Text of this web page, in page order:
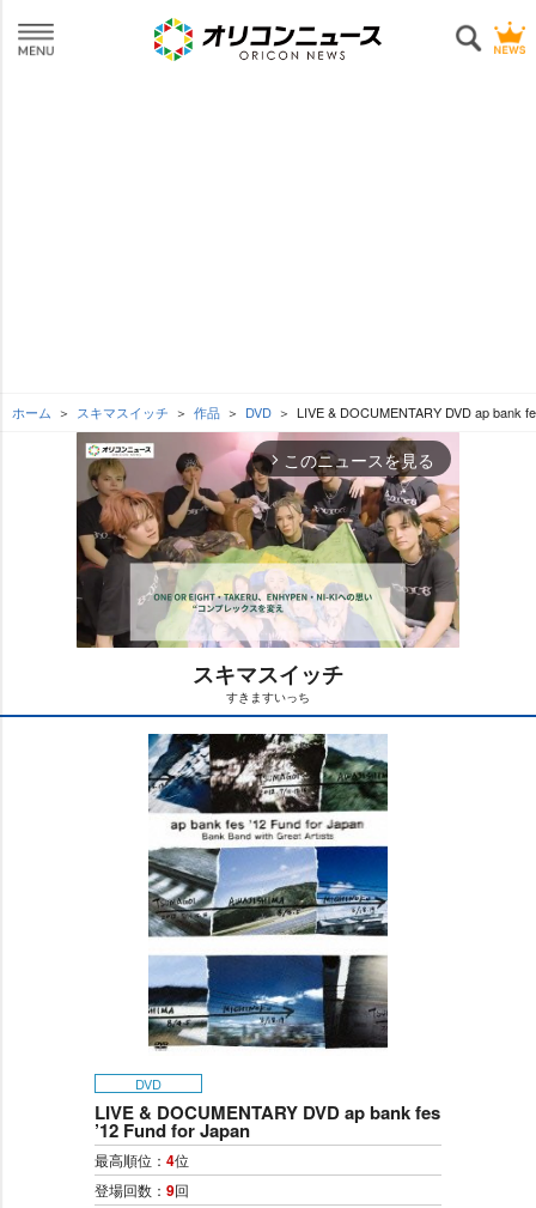
ホーム スキマスイッチ 作品 DVD LIVE & DOCUMENTARY DVD ap bank
arrow_forward_ios このニュースを見る
M
u
t
e
スキマスイッチ
すきますいっち
DVD
LIVE & DOCUMENTARY DVD ap bank fes
’12 Fund for Japan
最高順位： 4位
登場回数： 9回